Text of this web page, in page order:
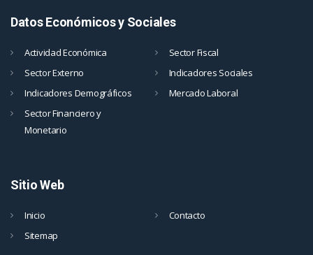
Datos Económicos y Sociales
Actividad Económica
Sector Fiscal
Sector Externo
Indicadores Sociales
Indicadores Demográficos
Mercado Laboral
Sector Financiero y
Monetario
Sitio Web
Inicio
Contacto
Sitemap